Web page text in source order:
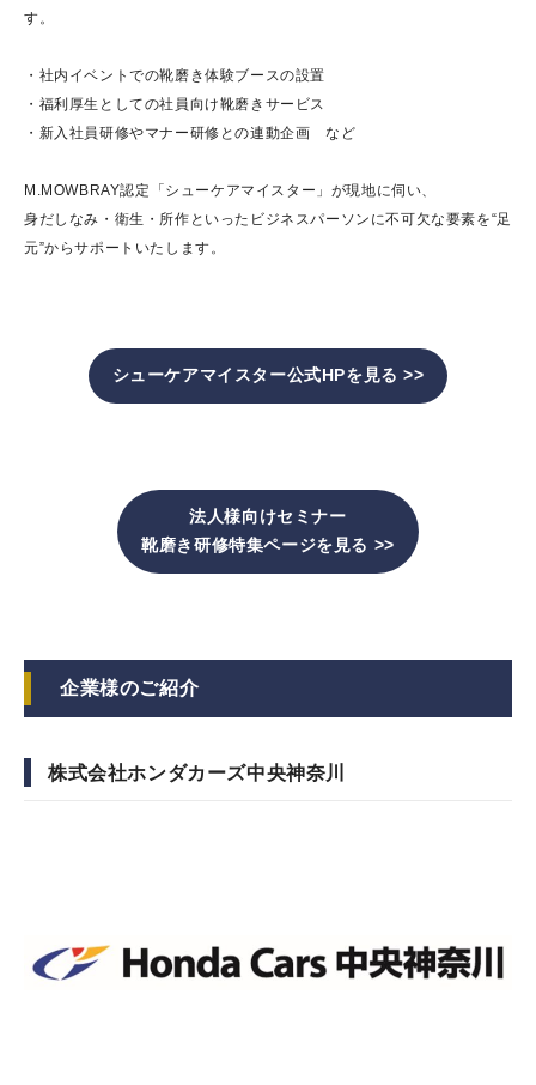
す。
・社内イベントでの靴磨き体験ブースの設置
・福利厚生としての社員向け靴磨きサービス
・新入社員研修やマナー研修との連動企画 など
M.MOWBRAY認定「シューケアマイスター」が現地に伺い、
身だしなみ・衛生・所作といったビジネスパーソンに不可欠な要素を“足
元”からサポートいたします。
シューケアマイスター公式HPを見る >>
法人様向けセミナー
靴磨き研修特集ページを 見る >>
企業様のご紹介
株式会社ホンダカーズ中央神奈川